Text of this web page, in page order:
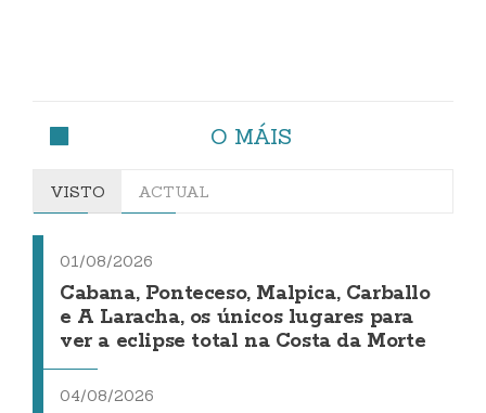
O MÁIS
VISTO ACTUAL
01/08/2026
Cabana, Ponteceso, Malpica, Carballo
e A Laracha, os únicos lugares para
ver a eclipse total na Costa da Morte
04/08/2026